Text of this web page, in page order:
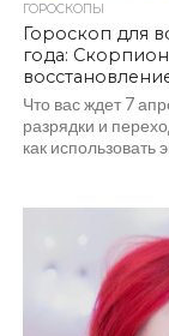
ГОРОСКОПЫ
Гороскоп для
года:
Что вас ждет 7
разрядки и
как использовать